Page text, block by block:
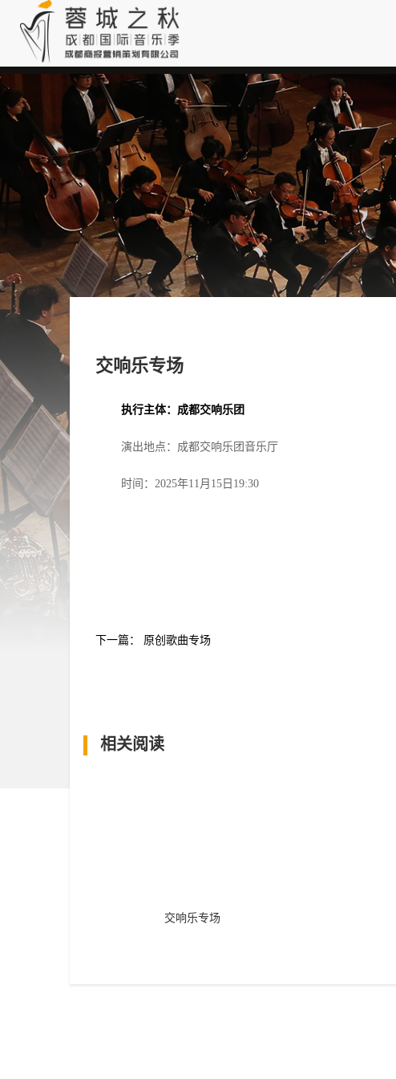
交响乐专场
执行主体：成都交响乐团
演出地点：成都交响乐团音乐厅
时间：2025年11月15日19:30
下一篇： 原创歌曲专场
相关阅读
交响乐专场